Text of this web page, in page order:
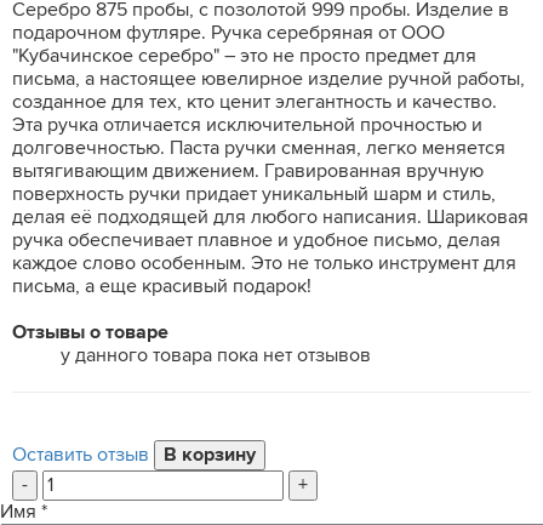
Серебро 875 пробы, с позолотой 999 пробы. Изделие в
подарочном футляре. Ручка серебряная от ООО
"Кубачинское серебро" – это не просто предмет для
письма, а настоящее ювелирное изделие ручной работы,
созданное для тех, кто ценит элегантность и качество.
Эта ручка отличается исключительной прочностью и
долговечностью. Паста ручки сменная, легко меняется
вытягивающим движением. Гравированная вручную
поверхность ручки придает уникальный шарм и стиль,
делая её подходящей для любого написания. Шариковая
ручка обеспечивает плавное и удобное письмо, делая
каждое слово особенным. Это не только инструмент для
письма, а еще красивый подарок!
Отзывы о товаре
у данного товара пока нет отзывов
Оставить отзыв
-
+
Имя *